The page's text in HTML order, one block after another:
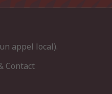
appel local).
Contact